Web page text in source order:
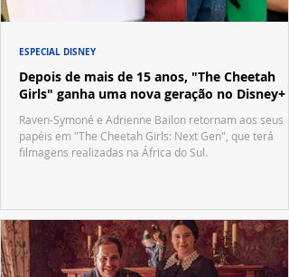
Depois de mais de 15 anos, "The Cheetah
Girls" ganha uma nova geração no Disney+
Raven-Symoné e Adrienne Bailon retornam aos seus
papéis em "The Cheetah Girls: Next Gen", que terá
filmagens realizadas na África do Sul.
ESPECIAL DISNEY